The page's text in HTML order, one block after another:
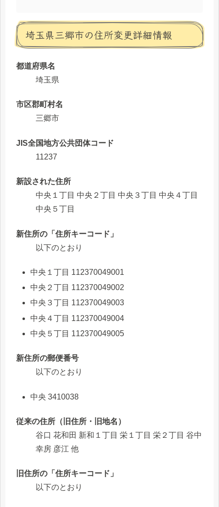
埼玉県三郷市の住所変更詳細情報
都道府県名
埼玉県
市区郡町村名
三郷市
JIS全国地方公共団体コード
11237
新設された住所
中央１丁目 中央２丁目 中央３丁目 中央４丁目
中央５丁目
新住所の「住所キーコード」
以下のとおり
中央１丁目 112370049001
中央２丁目 112370049002
中央３丁目 112370049003
中央４丁目 112370049004
中央５丁目 112370049005
新住所の郵便番号
以下のとおり
中央 3410038
従来の住所（旧住所・旧地名）
谷口 花和田 新和１丁目 栄１丁目 栄２丁目 谷中
幸房 彦江 他
旧住所の「住所キーコード」
以下のとおり